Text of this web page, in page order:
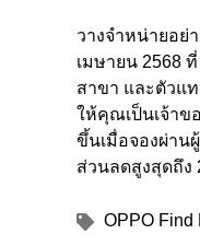
วางจำหน่ายอย่
เมษายน 2568
สาขา และตัวแ
ให้คุณเป็นเจ้าข
ขึ้นเมื่อจองผ่าน
ส่วนลดสูงสุดถึง
OPPO Find